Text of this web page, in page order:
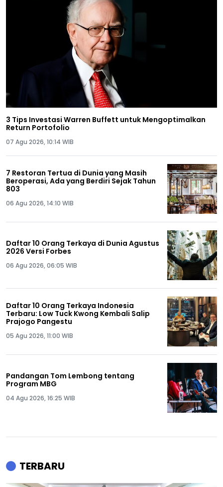
3 Tips Investasi Warren Buffett untuk Mengoptimalkan
Return Portofolio
07 Agu 2026, 10:14 WIB
7 Restoran Tertua di Dunia yang Masih
Beroperasi, Ada yang Berdiri Sejak Tahun
803
06 Agu 2026, 14:10 WIB
Daftar 10 Orang Terkaya di Dunia Agustus
2026 Versi Forbes
06 Agu 2026, 06:05 WIB
Daftar 10 Orang Terkaya Indonesia
Terbaru: Low Tuck Kwong Kembali Salip
Prajogo Pangestu
05 Agu 2026, 11:00 WIB
Pandangan Tom Lembong tentang
Program MBG
04 Agu 2026, 16:25 WIB
TERBARU